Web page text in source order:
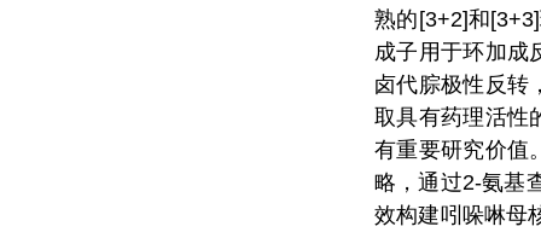
熟的 [3+2]和 [3+3]
成子用于环加成
卤代腙极性反转
取具有药理活性
有重要研究价值
略，通过2-氨基
效构建吲哚啉母